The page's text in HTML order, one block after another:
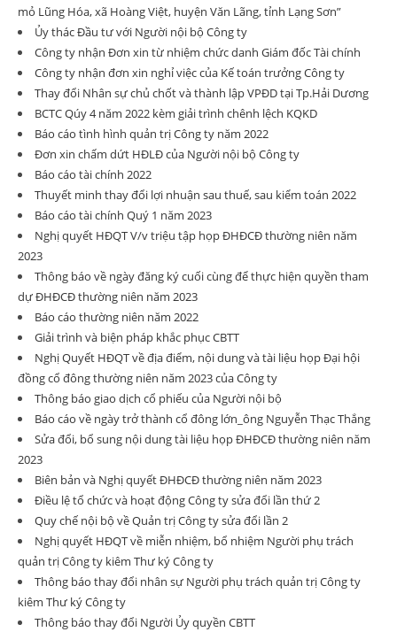
mỏ Lũng Hóa, xã Hoàng Việt, huyện Văn Lãng, tỉnh Lạng Sơn”
Ủy thác Đầu tư với Người nội bộ Công ty
Công ty nhận Đơn xin từ nhiệm chức danh Giám đốc Tài chính
Công ty nhận đơn xin nghỉ việc của Kế toán trưởng Công ty
Thay đổi Nhân sự chủ chốt và thành lập VPĐD tại Tp.Hải Dương
BCTC Qúy 4 năm 2022 kèm giải trình chênh lệch KQKD
Báo cáo tình hình quản trị Công ty năm 2022
Đơn xin chấm dứt HĐLĐ của Người nội bộ Công ty
Báo cáo tài chính 2022
Thuyết minh thay đổi lợi nhuận sau thuế, sau kiểm toán 2022
Báo cáo tài chính Quý 1 năm 2023
Nghị quyết HĐQT V/v triệu tập họp ĐHĐCĐ thường niên năm
2023
Thông báo về ngày đăng ký cuối cùng để thực hiện quyền tham
dự ĐHĐCĐ thường niên năm 2023
Báo cáo thường niên năm 2022
Giải trình và biện pháp khắc phục CBTT
Nghị Quyết HĐQT về địa điểm, nội dung và tài liệu họp Đại hội
đồng cổ đông thường niên năm 2023 của Công ty
Thông báo giao dịch cổ phiếu của Người nội bộ
Báo cáo về ngày trở thành cổ đông lớn_ông Nguyễn Thạc Thắng
Sửa đổi, bổ sung nội dung tài liệu họp ĐHĐCĐ thường niên năm
2023
Biên bản và Nghị quyết ĐHĐCĐ thường niên năm 2023
Điều lệ tổ chức và hoạt động Công ty sửa đổi lần thứ 2
Quy chế nội bộ về Quản trị Công ty sửa đổi lần 2
Nghị quyết HĐQT về miễn nhiệm, bổ nhiệm Người phụ trách
quản trị Công ty kiêm Thư ký Công ty
Thông báo thay đổi nhân sự Người phụ trách quản trị Công ty
kiêm Thư ký Công ty
Thông báo thay đổi Người Ủy quyền CBTT